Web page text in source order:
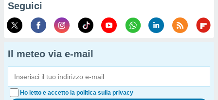
Seguici
Il meteo via e-mail
Ho letto e accetto la politica sulla privacy